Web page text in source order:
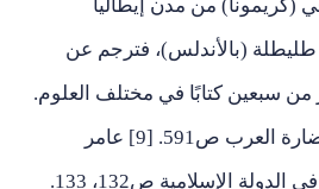
(كريمونا) من مدن إيطاليا
طليطلة (بالأندلس)، فترجم عن
من سبعين كتابًا في مختلف العلوم.
[8] جوستاف لوبون: حضارة العرب ص591. [9] عامر
النجار: في تاريخ الطب في الدولة الإسلامية ص132، 133.